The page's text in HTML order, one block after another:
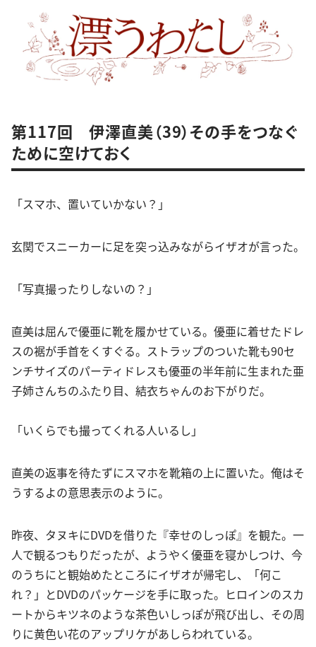
第117回 伊澤直美（39）その手をつなぐ
ために空けておく
「スマホ、置いていかない？」
玄関でスニーカーに足を突っ込みながらイザオが言った。
「写真撮ったりしないの？」
直美は屈んで優亜に靴を履かせている。優亜に着せたドレ
スの裾が手首をくすぐる。ストラップのついた靴も90セ
ンチサイズのパーティドレスも優亜の半年前に生まれた亜
子姉さんちのふたり目、結衣ちゃんのお下がりだ。
「いくらでも撮ってくれる人いるし」
直美の返事を待たずにスマホを靴箱の上に置いた。俺はそ
うするよの意思表示のように。
昨夜、タヌキにDVDを借りた『幸せのしっぽ』を観た。一
人で観るつもりだったが、ようやく優亜を寝かしつけ、今
のうちにと観始めたところにイザオが帰宅し、「何こ
れ？」とDVDのパッケージを手に取った。ヒロインのスカ
ートからキツネのような茶色いしっぽが飛び出し、その周
りに黄色い花のアップリケがあしらわれている。